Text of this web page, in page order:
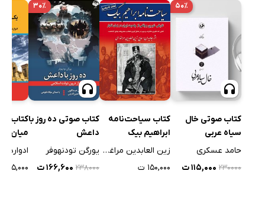
۵۰٪
کتاب صوتی خال
سیاه عربی
حامد عسکری
۲۳۰۰۰۰ ۱۱۵,۰۰۰ ت
کتاب سیاحت‌نامه
ابراهیم بیک
زین العابدین مراغه‌ای
۱۵۰,۰۰۰ ت
۳۰٪
کتاب صوتی ده روز با
داعش
یورگن تودنهوفر
۲۳۸۰۰۰ ۱۶۶,۶۰۰ ت
کتاب
میان
ادوارد
۳۸۵,۰۰۰ ت